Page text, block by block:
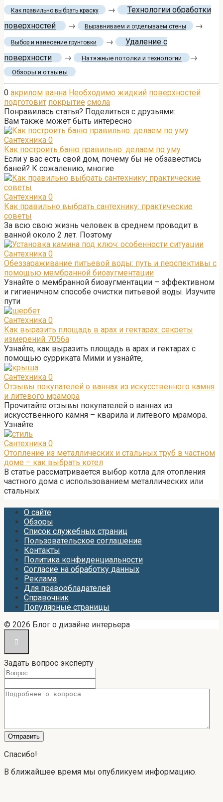
Как правильно выбрать краску →
Технологии обработки
поверхностей
→ Выравниваем и отделываем стены →
Выбор и нанесение грунтовки →
Удаление с
поверхности
→ Натяжные потолки и технологии →
Обзоры и отзывы
0 акрилом ванна Необходимо жидкий поверхностей
подготовит покрытие смола
Понравилась статья? Поделиться с друзьями:
Вам также может быть интересно
Сантехника 0
Как построить баню правильно: делаем по уму
Если у вас есть свой дом, почему бы не обзавестись
баней? К сожалению, многие
Сантехника 0
Как правильно выбрать сантехнику: практические
советы
За всю свою жизнь человек в среднем проводит в
ванной около 2 лет. Поэтому
Сантехника 0
Обеззараживание питьевой воды: путь и перспективы с
помощью мембранной биоаугментации
Узнайте о мембранной биоаугментации – эффективном
и гигиеничном способе очистки питьевой воды. Изучите
пути
Сантехника 0
Как выразить площадь в арах и гектарах: секреты
измерений 7056а
Узнайте, как выразить площадь в арах и гектарах с
помощью сурриката Мими и узнайте,
Сантехника 0
Отзывы покупателей о ваннах из искусственного камня
и литевого мрамора
Прочитайте отзывы покупателей о ваннах из
искусственного камня – кварила и литевого мрамора.
Узнайте
Сантехника 0
Отопление из металлических и стальных труб в частном
доме – как выбрать котел
В статье рассматривается выбор котла для отопления
частного дома с использованием металлических или
стальных
О сайте
Обзоры
Список служебных страниц
Пользовательское соглашение
Контакты
Политика конфиденциальности
Согласие на обработку данных
Реклама
Для правообладателей
Справочник
Популярные страницы
© 2026 Блог о дизайне интерьера
Задать вопрос эксперту
Спасибо!
В ближайшее время мы опубликуем информацию.